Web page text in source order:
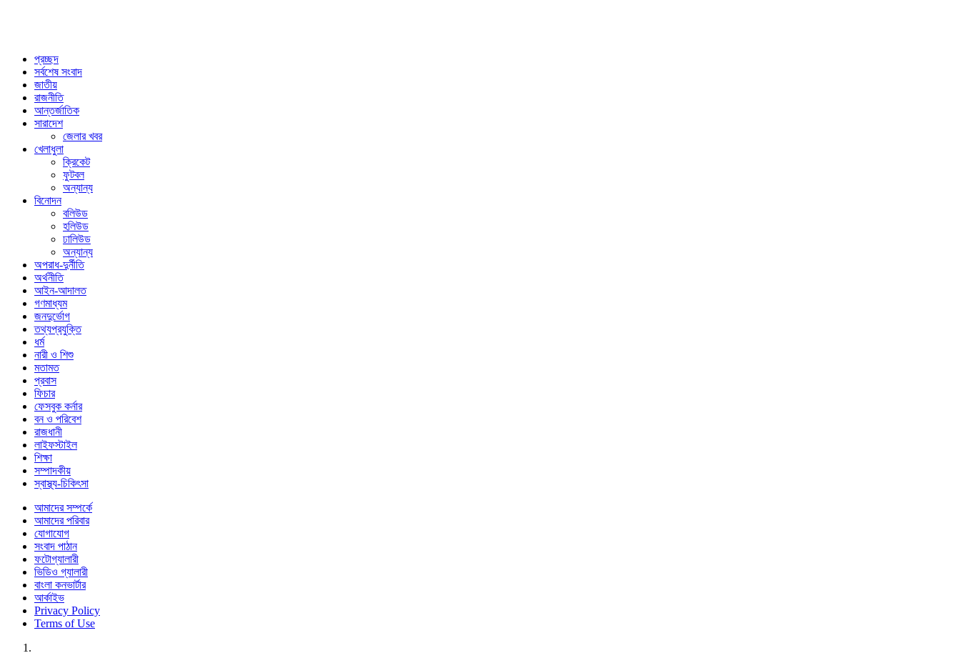
প্রচ্ছদ
সর্বশেষ সংবাদ
জাতীয়
রাজনীতি
আন্তর্জাতিক
সারাদেশ
জেলার খবর
খেলাধুলা
ক্রিকেট
ফুটবল
অন্যান্য
বিনোদন
বলিউড
হলিউড
ঢালিউড
অন্যান্য
অপরাধ-দুর্নীতি
অর্থনীতি
আইন-আদালত
গণমাধ্যম
জনদুর্ভোগ
তথ্যপ্রযুক্তি
ধর্ম
নারী ও শিশু
মতামত
প্রবাস
ফিচার
ফেসবুক কর্নার
বন ও পরিবেশ
রাজধানী
লাইফস্টাইল
শিক্ষা
সম্পাদকীয়
স্বাস্থ্য-চিকিৎসা
আমাদের সম্পর্কে
আমাদের পরিবার
যোগাযোগ
সংবাদ পাঠান
ফটোগ্যালারী
ভিডিও গ্যালারী
বাংলা কনভার্টার
আর্কাইভ
Privacy Policy
Terms of Use